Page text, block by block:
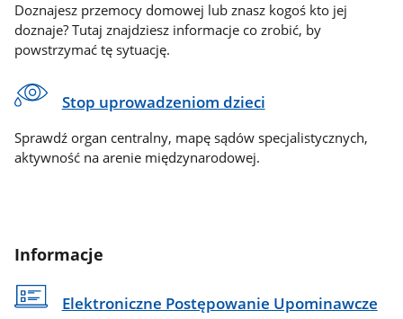
Doznajesz przemocy domowej lub znasz kogoś kto jej
doznaje? Tutaj znajdziesz informacje co zrobić, by
powstrzymać tę sytuację.
Stop uprowadzeniom dzieci
Sprawdź organ centralny, mapę sądów specjalistycznych,
aktywność na arenie międzynarodowej.
Informacje
Elektroniczne Postępowanie Upominawcze